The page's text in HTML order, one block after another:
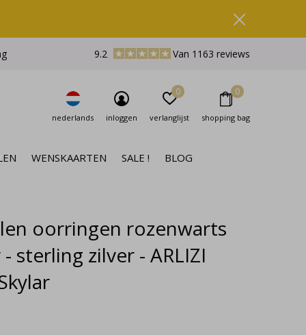
WENSKAARTEN SALE ! BLOG
nederlands inloggen verlanglijst
0
shopping bag
0
9.2 Van 1163 reviews
oorringen rozenwarts
sterling zilver - ARLIZI